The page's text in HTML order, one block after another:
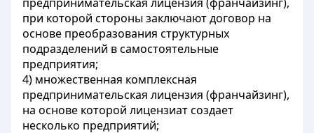
при которой стороны заключают договор на
основе преобразования структурных
подразделений в самостоятельные
предприятия;
4) множественная комплексная
предпринимательская лицензия (франчайзинг),
на основе которой лицензиат создает
несколько предприятий;